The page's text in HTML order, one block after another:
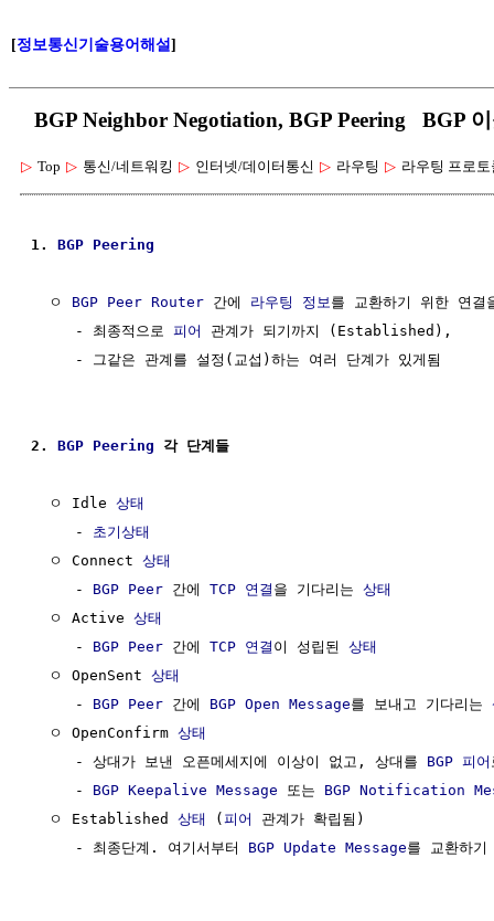
[정보통신기술용어해설]
BGP Neighbor Negotiation, BGP Peering BGP
▷ Top ▷ 통신/네트워킹 ▷ 인터넷/데이터통신 ▷ 라우팅 ▷ 라우팅 프로토
1. BGP Peering
  ㅇ
BGP Peer Router 간에 라우팅 정보 를 교환하기 위한 연결
     - 최종적으로
피어
관계가 되기까지 (Established),
     - 그같은 관계를 설정(교섭)하는 여러 단계가 있게됨
2. BGP Peering 각 단계들
  ㅇ Idle
상태
     -
초기상태
  ㅇ Connect
상태
     -
BGP Peer 간에 TCP 연결 을 기다리는 상태
  ㅇ Active
상태
     -
BGP Peer 간에 TCP 연결 이 성립된 상태
  ㅇ OpenSent
상태
     -
BGP Peer 간에 BGP Open Message를 보내고 기다리는
  ㅇ OpenConfirm
상태
     - 상대가 보낸 오픈메세지에 이상이 없고, 상대를
BGP 피어
     -
BGP Keepalive Message 또는 BGP Notification
  ㅇ Established
상태 (피어
관계가 확립됨)
     - 최종단계. 여기서부터
BGP Update Message를 교환하